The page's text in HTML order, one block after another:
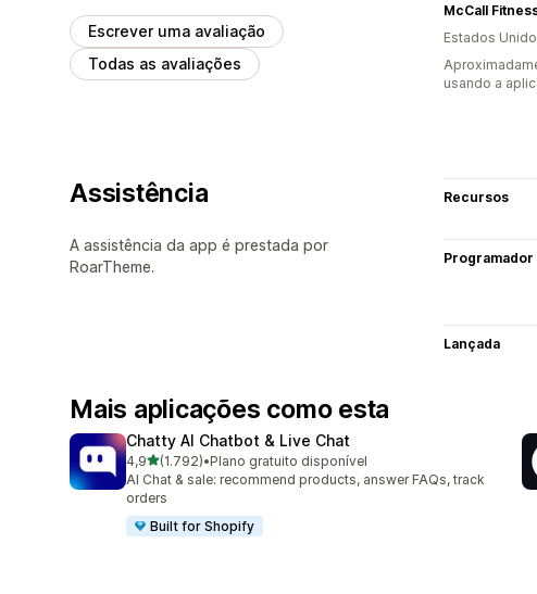
Escrever uma avaliação
Todas as avaliações
McCall
Estados
usando a
Assistência
A assistência da app é prestada por
RoarTheme.
Recursos
Programador
Lançada
Mais aplicações como esta
Chatty AI Chatbot & Live Chat
4,9de 5 estrelas
(1.792)
1792 total de avaliações
•Plano gratuito disponível
AI Chat & sale: recommend products, answer FAQs, track
orders
Built for Shopify